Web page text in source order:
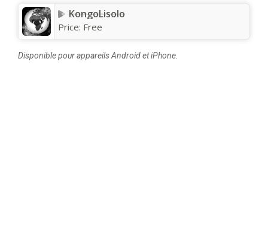
KongoLisolo
Price: Free
Disponible pour appareils Android et iPhone.